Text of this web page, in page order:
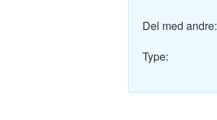
Del med andre:
Type: